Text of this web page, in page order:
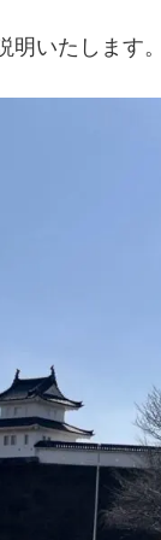
明いたします